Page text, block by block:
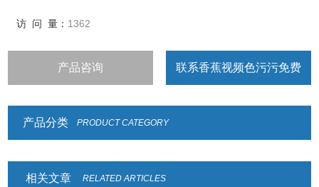
访 问 量： 1362
产品咨询 联系香蕉视频色污污免费
产品分类 PRODUCT CATEGORY
相关文章 RELATED ARTICLES